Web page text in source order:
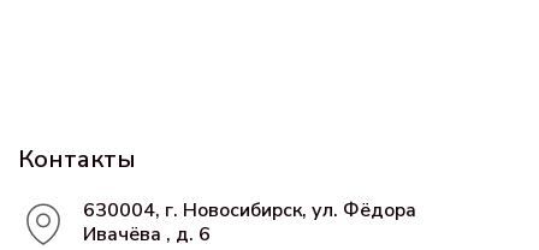
Контакты
630004, г. Новосибирск, ул. Фёдора
Ивачёва , д. 6